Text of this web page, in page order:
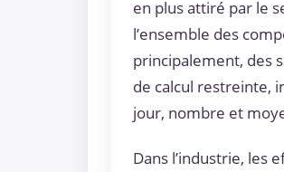
en plus attiré par le
l’ensemble des
principalement, des
de calcul restreinte,
jour, nombre et
Dans l’industrie, les